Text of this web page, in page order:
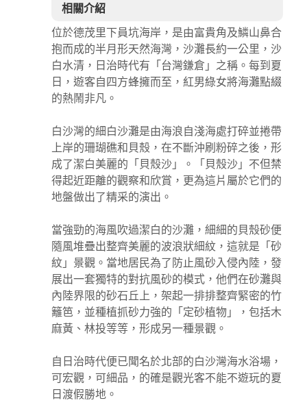
相關介紹
位於德茂里下員坑海岸，是由富貴角及鱗山鼻合
抱而成的半月形天然海灣，沙灘長約一公里，沙
白水清，日治時代有「台灣鎌倉」之稱。每到夏
日，遊客自四方蜂擁而至，紅男綠女將海灘點綴
的熱鬧非凡。
白沙灣的細白沙灘是由海浪自淺海處打碎並捲帶
上岸的珊瑚礁和貝殼，在不斷沖刷粉碎之後，形
成了潔白美麗的「貝殼沙」。「貝殼沙」不但禁
得起近距離的觀察和欣賞，更為這片屬於它們的
地盤做出了精采的演出。
當強勁的海風吹過潔白的沙灘，細細的貝殼砂便
隨風堆疊出整齊美麗的波浪狀細紋，這就是「砂
紋」景觀。當地居民為了防止風砂入侵內陸，發
展出一套獨特的對抗風砂的模式，他們在砂灘與
內陸界限的砂石丘上，架起一排排整齊緊密的竹
籬笆，並種植抓砂力強的「定砂植物」，包括木
麻黃、林投等等，形成另一種景觀。
自日治時代便已聞名於北部的白沙灣海水浴場，
可宏觀，可細品，的確是觀光客不能不遊玩的夏
日渡假勝地。